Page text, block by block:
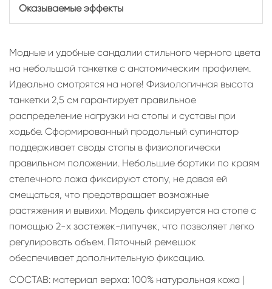
Оказываемые эффекты
Модные и удобные сандалии стильного черного цвета
на небольшой танкетке с анатомическим профилем.
Идеально смотрятся на ноге! Физиологичная высота
танкетки 2,5 см гарантирует правильное
распределение нагрузки на стопы и суставы при
ходьбе. Сформированный продольный супинатор
поддерживает своды стопы в физиологически
правильном положении. Небольшие бортики по краям
стелечного ложа фиксируют стопу, не давая ей
смещаться, что предотвращает возможные
растяжения и вывихи. Модель фиксируется на стопе с
помощью 2-х застежек-липучек, что позволяет легко
регулировать объем. Пяточный ремешок
обеспечивает дополнительную фиксацию.
СОСТАВ: материал верха: 100% натуральная кожа |